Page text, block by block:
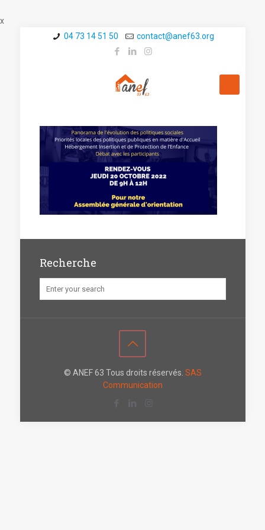
x
04 73 14 51 50
contact@a­nef63.org
Recherche
© ANEF 63 Tous droits réservés. SAS
Communication